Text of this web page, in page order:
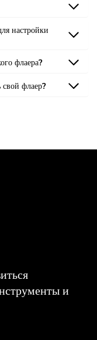
настройки
флаера?
свой флаер?
и